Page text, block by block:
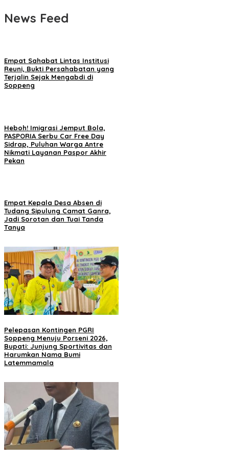
News Feed
Empat Sahabat Lintas Institusi
Reuni, Bukti Persahabatan yang
Terjalin Sejak Mengabdi di
Soppeng
Heboh! Imigrasi Jemput Bola,
PASPORIA Serbu Car Free Day
Sidrap, Puluhan Warga Antre
Nikmati Layanan Paspor Akhir
Pekan
Empat Kepala Desa Absen di
Tudang Sipulung Camat Ganra,
Jadi Sorotan dan Tuai Tanda
Tanya
Pelepasan Kontingen PGRI
Soppeng Menuju Porseni 2026,
Bupati: Junjung Sportivitas dan
Harumkan Nama Bumi
Latemmamala